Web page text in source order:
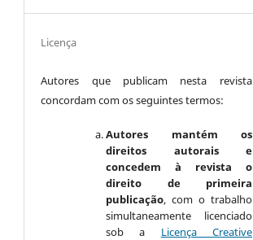
Licença
Autores que publicam nesta revista
concordam com os seguintes termos:
Autores mantém os
direitos autorais e
concedem à revista o
direito de primeira
publicação, com o trabalho
simultaneamente licenciado
sob a Licença Creative